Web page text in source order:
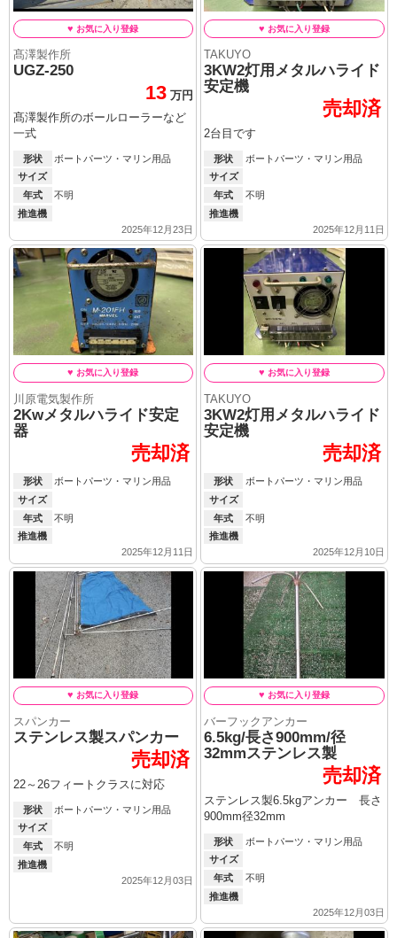
髙澤製作所
UGZ-250
13 万円
髙澤製作所のボールローラーなど
一式
形状
ボートパーツ・マリン用品
サイズ
年式
不明
推進機
2025年12月23日
TAKUYO
3KW2灯用メタルハライド
安定機
売却済
2台目です
形状
ボートパーツ・マリン用品
サイズ
年式
不明
推進機
2025年12月11日
川原電気製作所
2Kwメタルハライド安定
器
売却済
形状
ボートパーツ・マリン用品
サイズ
年式
不明
推進機
2025年12月11日
TAKUYO
3KW2灯用メタルハライド
安定機
売却済
形状
ボートパーツ・マリン用品
サイズ
年式
不明
推進機
2025年12月10日
スパンカー
ステンレス製スパンカー
売却済
22～26フィートクラスに対応
形状
ボートパーツ・マリン用品
サイズ
年式
不明
推進機
2025年12月03日
バーフックアンカー
6.5kg/長さ900mm/径
32mmステンレス製
売却済
ステンレス製6.5kgアンカー 長さ
900mm径32mm
形状
ボートパーツ・マリン用品
サイズ
年式
不明
推進機
2025年12月03日